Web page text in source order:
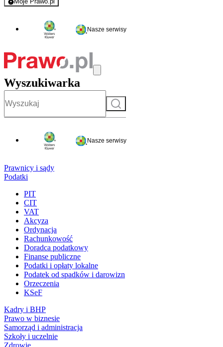
- rejestracja i logowanie do serwisu
Nasze serwisy
Wyszukiwarka
Szukaj
Nasze serwisy
Prawnicy i sądy
Podatki
PIT
CIT
VAT
Akcyza
Ordynacja
Rachunkowość
Doradca podatkowy
Finanse publiczne
Podatki i opłaty lokalne
Podatek od spadków i darowizn
Orzeczenia
KSeF
Kadry i BHP
Prawo w biznesie
Samorząd i administracja
Szkoły i uczelnie